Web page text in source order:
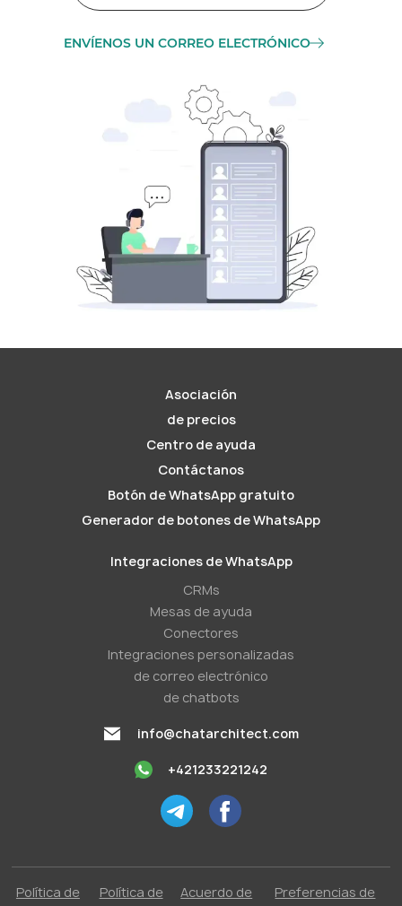
ENVÍENOS UN CORREO ELECTRÓNICO
Asociación
de precios
Centro de ayuda
Contáctanos
Botón de WhatsApp gratuito
Generador de botones de WhatsApp
Integraciones de WhatsApp
CRMs
Mesas de ayuda
Conectores
Integraciones personalizadas
de correo electrónico
de chatbots
info@chatarchitect.com
+421233221242
Política de
Política de
Acuerdo de
Preferencias de